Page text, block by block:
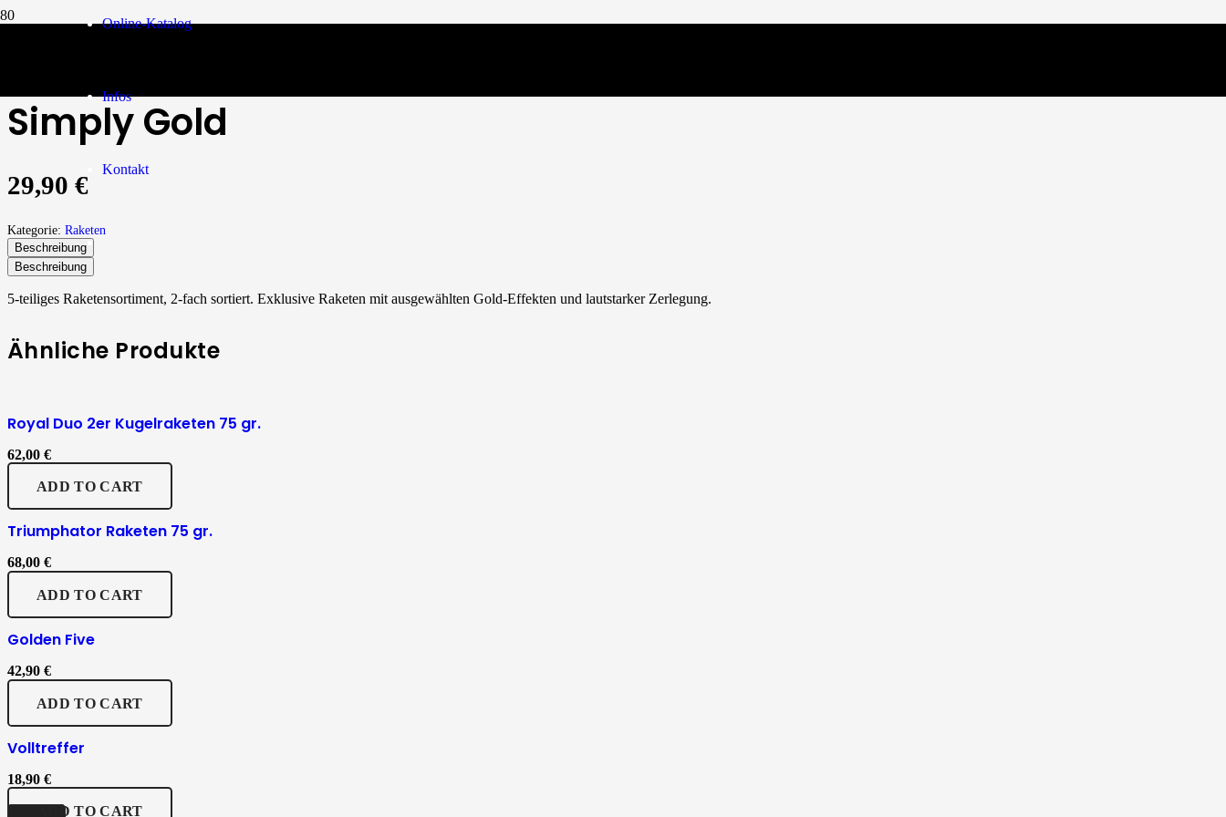
Online-Katalog
Infos
Kontakt
Simply Gold
29,90 €
Kategorie: Raketen
Beschreibung
Beschreibung
5-teiliges Raketensortiment, 2-fach sortiert. Exklusive Raketen mit ausgewählten Gold-Effekten und lautstarker Zerlegung.
Ähnliche Produkte
Royal Duo 2er Kugelraketen 75 gr.
62,00 €
ADD TO CART
Triumphator Raketen 75 gr.
68,00 €
ADD TO CART
Golden Five
42,90 €
ADD TO CART
Volltreffer
18,90 €
ADD TO CART